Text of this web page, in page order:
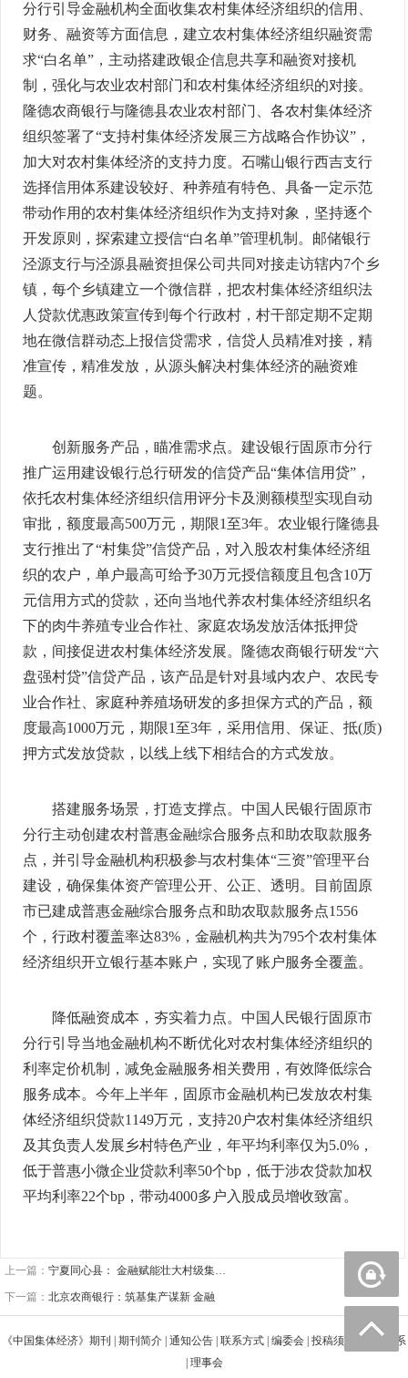
分行引导金融机构全面收集农村集体经济组织的信用、
财务、融资等方面信息，建立农村集体经济组织融资需
求“白名单”，主动搭建政银企信息共享和融资对接机
制，强化与农业农村部门和农村集体经济组织的对接。
隆德农商银行与隆德县农业农村部门、各农村集体经济
组织签署了“支持村集体经济发展三方战略合作协议”，
加大对农村集体经济的支持力度。石嘴山银行西吉支行
选择信用体系建设较好、种养殖有特色、具备一定示范
带动作用的农村集体经济组织作为支持对象，坚持逐个
开发原则，探索建立授信“白名单”管理机制。邮储银行
泾源支行与泾源县融资担保公司共同对接走访辖内7个乡
镇，每个乡镇建立一个微信群，把农村集体经济组织法
人贷款优惠政策宣传到每个行政村，村干部定期不定期
地在微信群动态上报信贷需求，信贷人员精准对接，精
准宣传，精准发放，从源头解决村集体经济的融资难
题。
创新服务产品，瞄准需求点。建设银行固原市分行
推广运用建设银行总行研发的信贷产品“集体信用贷”，
依托农村集体经济组织信用评分卡及测额模型实现自动
审批，额度最高500万元，期限1至3年。农业银行隆德县
支行推出了“村集贷”信贷产品，对入股农村集体经济组
织的农户，单户最高可给予30万元授信额度且包含10万
元信用方式的贷款，还向当地代养农村集体经济组织名
下的肉牛养殖专业合作社、家庭农场发放活体抵押贷
款，间接促进农村集体经济发展。隆德农商银行研发“六
盘强村贷”信贷产品，该产品是针对县域内农户、农民专
业合作社、家庭种养殖场研发的多担保方式的产品，额
度最高1000万元，期限1至3年，采用信用、保证、抵(质)
押方式发放贷款，以线上线下相结合的方式发放。
搭建服务场景，打造支撑点。中国人民银行固原市
分行主动创建农村普惠金融综合服务点和助农取款服务
点，并引导金融机构积极参与农村集体“三资”管理平台
建设，确保集体资产管理公开、公正、透明。目前固原
市已建成普惠金融综合服务点和助农取款服务点1556
个，行政村覆盖率达83%，金融机构共为795个农村集体
经济组织开立银行基本账户，实现了账户服务全覆盖。
降低融资成本，夯实着力点。中国人民银行固原市
分行引导当地金融机构不断优化对农村集体经济组织的
利率定价机制，减免金融服务相关费用，有效降低综合
服务成本。今年上半年，固原市金融机构已发放农村集
体经济组织贷款1149万元，支持20户农村集体经济组织
及其负责人发展乡村特色产业，年平均利率仅为5.0%，
低于普惠小微企业贷款利率50个bp，低于涉农贷款加权
平均利率22个bp，带动4000多户入股成员增收致富。
上一篇：宁夏同心县： 金融赋能壮大村级集…
下一篇：北京农商银行：筑基集产谋新 金融
《中国集体经济》期刊 期刊简介 通知公告 联系方式 编委会 投稿须知
广告联系
理事会